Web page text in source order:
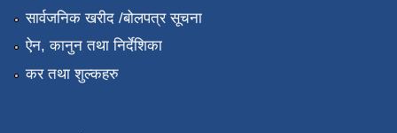
सार्वजनिक खरीद /बोलपत्र सूचना
ऐन, कानुन तथा निर्देशिका
कर तथा शुल्कहरु